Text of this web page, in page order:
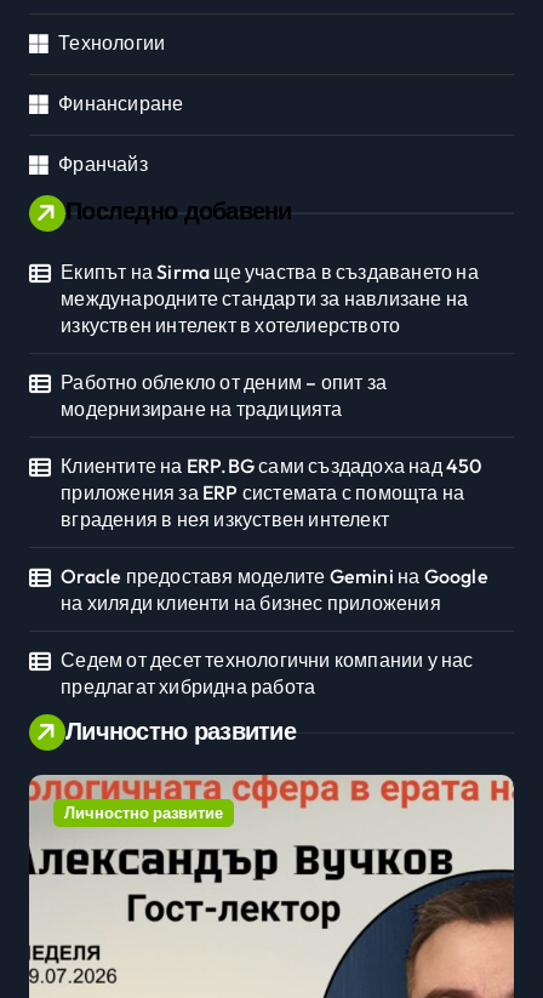
Технологии
Финансиране
Франчайз
Последно добавени
Екипът на Sirma ще участва в създаването на
международните стандарти за навлизане на
изкуствен интелект в хотелиерството
Работно облекло от деним – опит за
модернизиране на традицията
Клиентите на ERP.BG сами създадоха над 450
приложения за ERP системата с помощта на
вградения в нея изкуствен интелект
Oracle предоставя моделите Gemini на Google
на хиляди клиенти на бизнес приложения
Седем от десет технологични компании у нас
предлагат хибридна работа
Личностно развитие
Личностно развитие